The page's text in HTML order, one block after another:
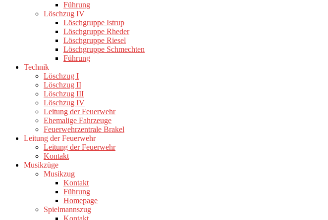
Führung
Löschzug IV
Löschgruppe Istrup
Löschgruppe Rheder
Löschgruppe Riesel
Löschgruppe Schmechten
Führung
Technik
Löschzug I
Löschzug II
Löschzug III
Löschzug IV
Leitung der Feuerwehr
Ehemalige Fahrzeuge
Feuerwehrzentrale Brakel
Leitung der Feuerwehr
Leitung der Feuerwehr
Kontakt
Musikzüge
Musikzug
Kontakt
Führung
Homepage
Spielmannszug
Kontakt